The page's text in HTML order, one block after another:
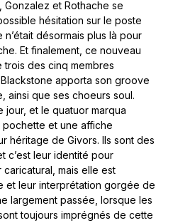
Gonzalez et Rothache se
hésitation sur le poste
désormais plus là pour
Et finalement, ce nouveau
trois des cinq membres
apporta son groove
ainsi que ses choeurs soul.
jour, et le quatuor marqua
pochette et une affiche
héritage de Givors. Ils sont des
c’est leur identité pour
mais elle est
et leur interprétation gorgée de
largement passée, lorsque les
toujours imprégnés de cette